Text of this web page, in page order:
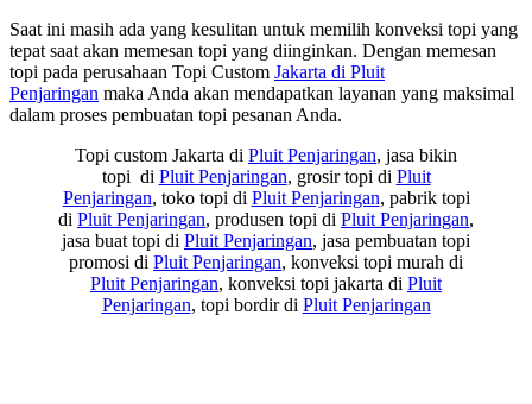
Saat ini masih ada yang kesulitan untuk memilih konveksi topi yang
tepat saat akan memesan topi yang diinginkan. Dengan memesan
topi pada perusahaan Topi Custom Jakarta di Pluit
Penjaringan maka Anda akan mendapatkan layanan yang maksimal
dalam proses pembuatan topi pesanan Anda.
Topi custom Jakarta di Pluit Penjaringan, jasa bikin
topi di Pluit Penjaringan, grosir topi di Pluit
Penjaringan, toko topi di Pluit Penjaringan, pabrik topi
di Pluit Penjaringan, produsen topi di Pluit Penjaringan,
jasa buat topi di Pluit Penjaringan, jasa pembuatan topi
promosi di Pluit Penjaringan, konveksi topi murah di
Pluit Penjaringan, konveksi topi jakarta di Pluit
Penjaringan, topi bordir di Pluit Penjaringan